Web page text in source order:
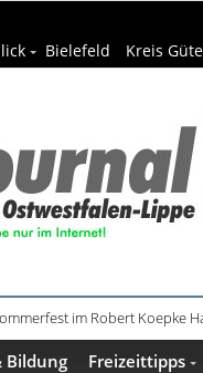
Bielefeld Kreis
im Robert Koepke
und Aquawede öffnen
Bildung Freizeittipps